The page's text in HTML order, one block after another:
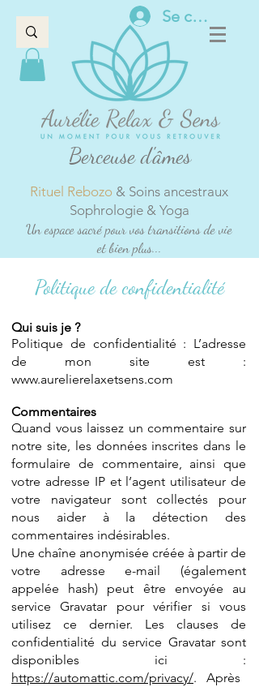
Se connecter
Berceuse d'âmes
Rituel Rebozo & Soins ancestraux
Sophrologie & Yoga
Un espace sacré pour vos transitions de vie
et bien plus...
Politique de confidentialité
Qui suis je ?
Politique de confidentialité : L’adresse
de mon site est :
www.aurelierelaxetsens.com
Commentaires
Quand vous laissez un commentaire sur
notre site, les données inscrites dans le
formulaire de commentaire, ainsi que
votre adresse IP et l’agent utilisateur de
votre navigateur sont collectés pour
nous aider à la détection des
commentaires indésirables.
Une chaîne anonymisée créée à partir de
votre adresse e-mail (également
appelée hash) peut être envoyée au
service Gravatar pour vérifier si vous
utilisez ce dernier. Les clauses de
confidentialité du service Gravatar sont
disponibles ici :
https://automattic.com/privacy/. Après